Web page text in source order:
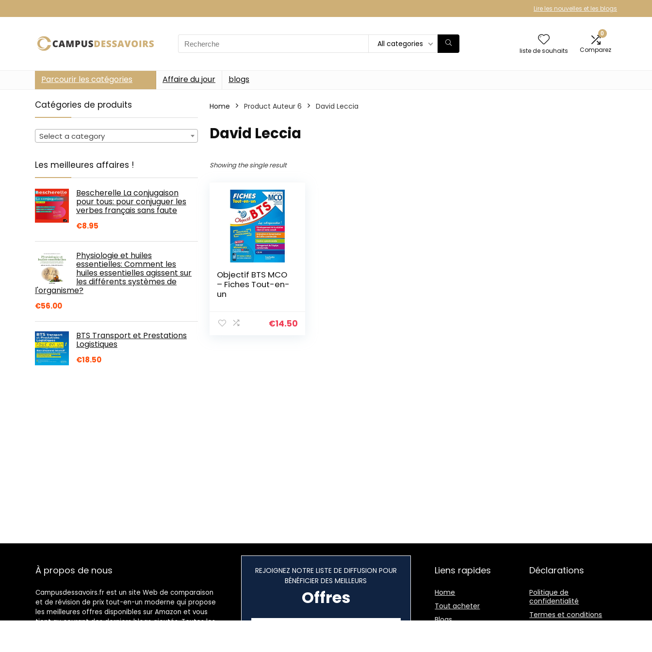
Lire les nouvelles et les blogs
Search
for:
All categories
liste de souhaits
0
Comparez
Parcourir les catégories Affaire du jour blogs
Catégories de produits
Select a category
Les meilleures affaires !
Bescherelle La conjugaison
pour tous: pour conjuguer les
verbes français sans faute
€8.95
Physiologie et huiles
essentielles: Comment les
huiles essentielles agissent sur
les différents systèmes de
l'organisme?
€56.00
BTS Transport et Prestations
Logistiques
€18.50
Home Product Auteur 6 David Leccia
David Leccia
Showing the single result
Objectif BTS MCO
– Fiches Tout-en-
un
€14.50
À propos de nous
Campusdessavoirs.fr est un site Web de comparaison
et de révision de prix tout-en-un moderne qui propose
les meilleures offres disponibles sur Amazon et vous
tient au courant des derniers blogs ajoutés. Toutes les
REJOIGNEZ NOTRE LISTE DE DIFFUSION POUR
BÉNÉFICIER DES MEILLEURS
Offres
Liens rapides
Home
Tout acheter
Blogs
Déclarations
Politique de
confidentialité
Termes et conditions